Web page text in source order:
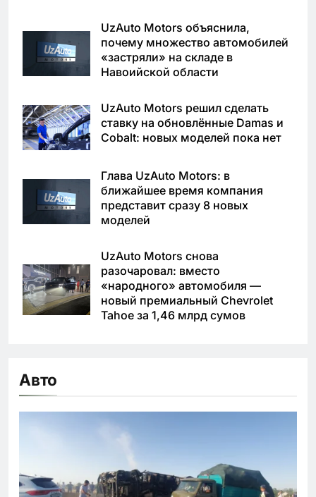
UzAuto Motors объяснила,
почему множество автомобилей
«застряли» на складе в
Навоийской области
UzAuto Motors решил сделать
ставку на обновлённые Damas и
Cobalt: новых моделей пока нет
Глава UzAuto Motors: в
ближайшее время компания
представит сразу 8 новых
моделей
UzAuto Motors снова
разочаровал: вместо
«народного» автомобиля —
новый премиальный Chevrolet
Tahoe за 1,46 млрд сумов
Авто